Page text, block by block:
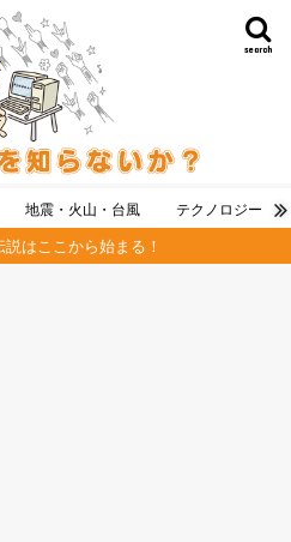
search
地震・火山・台風 テクノロジー
はここから始まる！